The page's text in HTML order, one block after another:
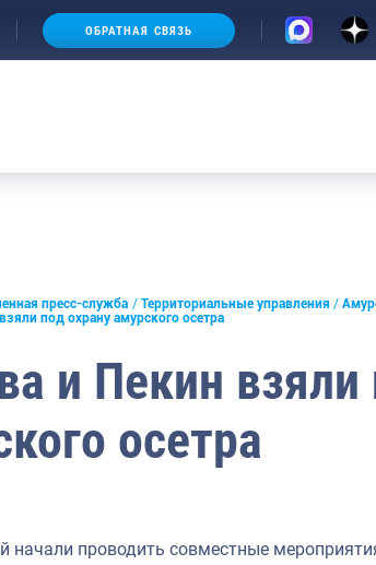
ОБРАТНАЯ СВЯЗЬ
пресс-служба Территориальные управления
под охрану амурского осетра
и Пекин взяли
осетра
начали проводить совместные